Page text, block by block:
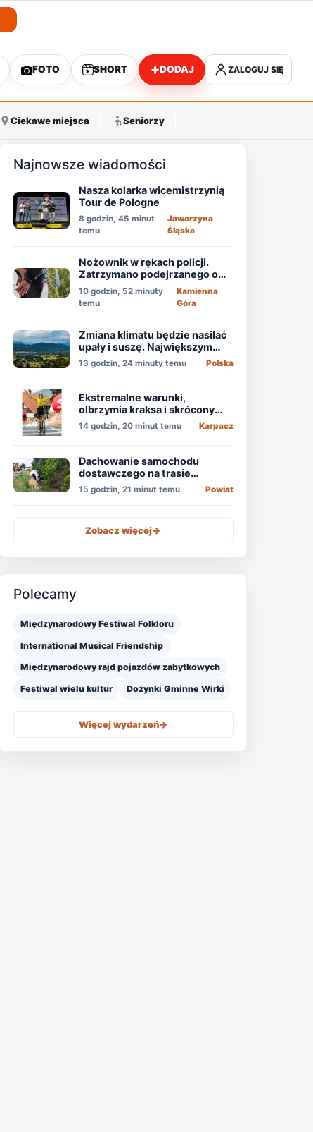
FOTO SHORT +DODAJ ZALOGUJ SIĘ
Ciekawe miejsca Seniorzy
Najnowsze wiadomości
Nasza kolarka wicemistrzynią
Tour de Pologne
8 godzin, 45 minut
temu
Jaworzyna
Śląska
Nożownik w rękach policji.
Zatrzymano podejrzanego o
usiłowanie zabójstwa!
10 godzin, 52 minuty
temu
Kamienna
Góra
Zmiana klimatu będzie nasilać
upały i suszę. Największym
zagrożeniem jest niedobór
wody
13 godzin, 24 minuty temu Polska
Ekstremalne warunki,
olbrzymia kraksa i skrócony
etap, który padł łupem
Holendra!
14 godzin, 20 minut temu Karpacz
Dachowanie samochodu
dostawczego na trasie
Świdnica - Wrocław
15 godzin, 21 minut temu Powiat
Zobacz więcej->
Polecamy
Międzynarodowy Festiwal Folkloru
International Musical Friendship
Międzynarodowy rajd pojazdów zabytkowych
Festiwal wielu kultur Dożynki Gminne Wirki
Więcej wydarzeń->